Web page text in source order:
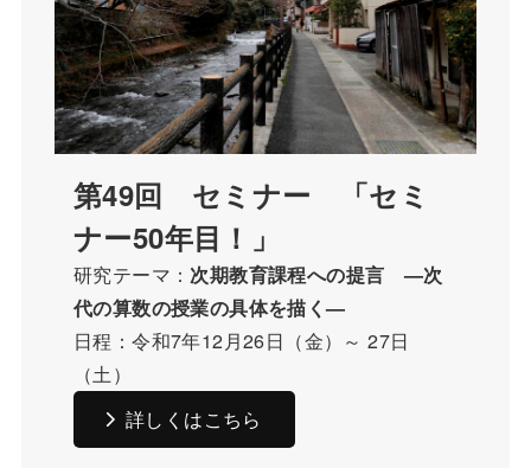
第49回 セミナー 「セミ
ナー50年目！」
研究テーマ： 次期教育課程への提言 —次
代の算数の授業の具体を描く—
日程：令和7年12月26日（金）～ 27日
（土）
詳しくはこちら